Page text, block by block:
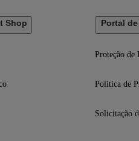
A
embalagem: 0,061 Kg
Shop Portal
Proteção de
Politica de
Solicitação